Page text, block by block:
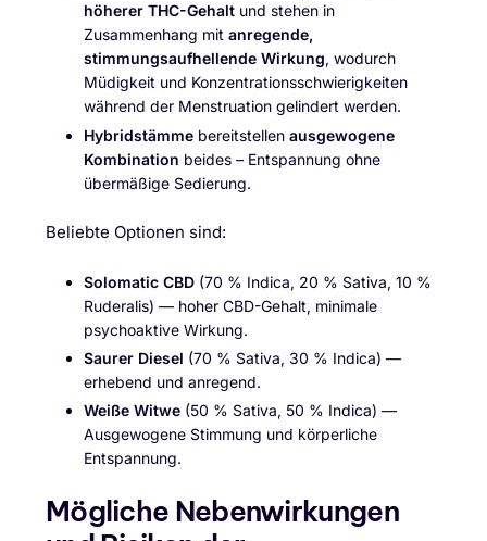
höherer THC-Gehalt und stehen in
Zusammenhang mit anregende,
stimmungsaufhellende Wirkung, wodurch
Müdigkeit und Konzentrationsschwierigkeiten
während der Menstruation gelindert werden.
Hybridstämme bereitstellen ausgewogene
Kombination beides – Entspannung ohne
übermäßige Sedierung.
Beliebte Optionen sind:
Solomatic CBD (70 % Indica, 20 % Sativa, 10 %
Ruderalis) — hoher CBD-Gehalt, minimale
psychoaktive Wirkung.
Saurer Diesel (70 % Sativa, 30 % Indica) —
erhebend und anregend.
Weiße Witwe (50 % Sativa, 50 % Indica) —
Ausgewogene Stimmung und körperliche
Entspannung.
Mögliche Nebenwirkungen